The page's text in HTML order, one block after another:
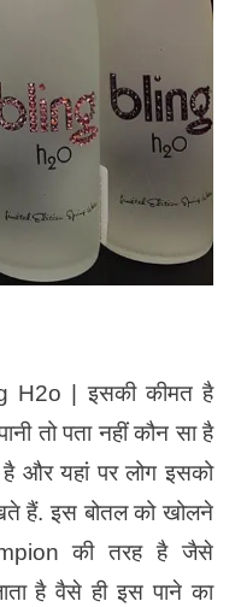
H2o | इसकी कीमत है
तो पता नहीं कौन सा है
और यहां पर लोग इसको
हैं. इस बोतल को खोलने
की तरह है जैसे
है वैसे ही इस पाने का